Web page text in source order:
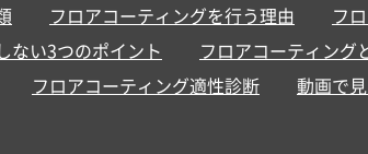
フロアコーティングを行う理由
フ
ない3つのポイント フロアコーティング
フロアコーティング適性診断
動画で